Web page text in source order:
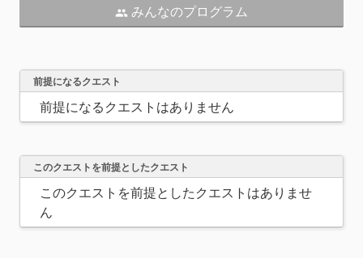
people みんなのプログラム
前提になるクエスト
前提になるクエストはありません
このクエストを前提としたクエスト
このクエストを前提としたクエストはありませ
ん